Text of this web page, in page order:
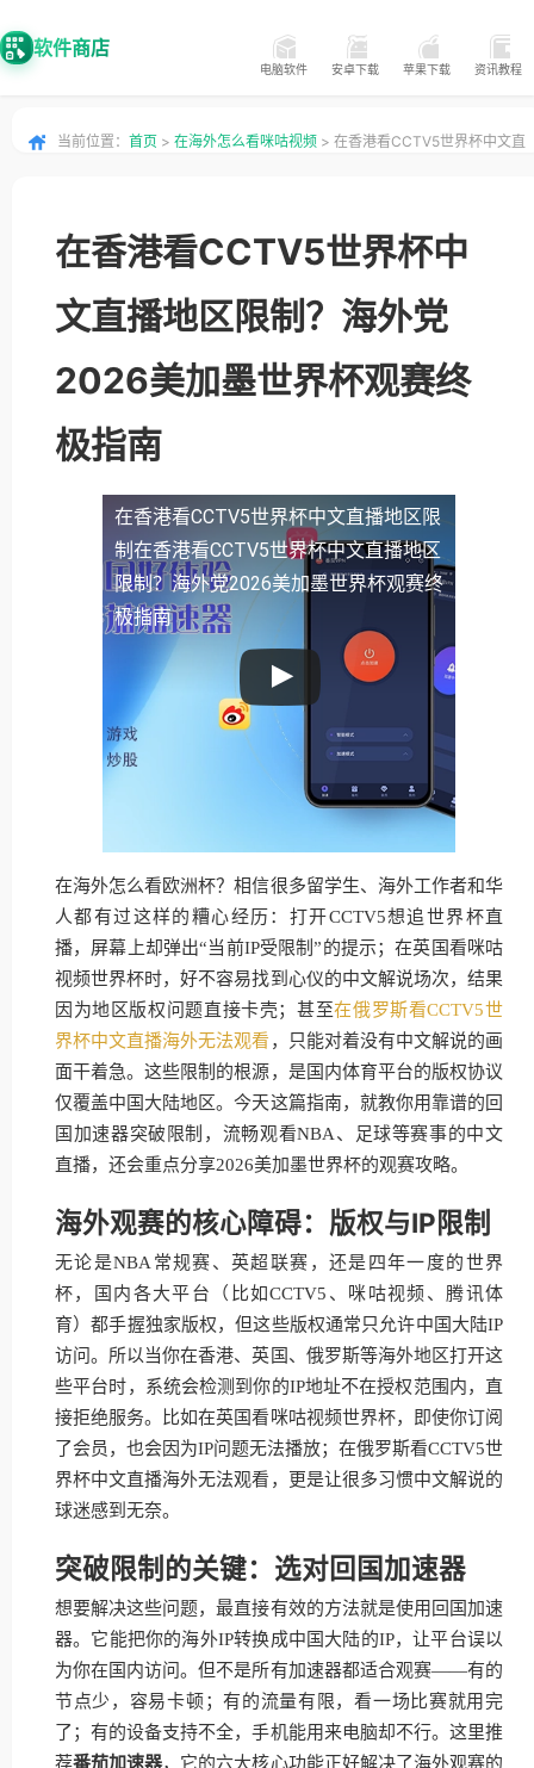
软件商店
电脑软件 安卓下载 苹果下载 资讯教程
当前位置： 首页 > 在海外怎么看咪咕视频 > 在香港看CCTV5世界杯中文直
在香港看CCTV5世界杯中
文直播地区限制？海外党
2026美加墨世界杯观赛终
极指南
在香港看CCTV5世界杯中文直播地区限
制 在香港看CCTV5世界杯中文直播地区
限制？海外党2026美加墨世界杯观赛终
极指南
在海外怎么看欧洲杯？相信很多留学生、海外工作者和华
人都有过这样的糟心经历：打开CCTV5想追世界杯直
播，屏幕上却弹出“当前IP受限制”的提示；在英国看咪咕
视频世界杯时，好不容易找到心仪的中文解说场次，结果
因为地区版权问题直接卡壳；甚至在俄罗斯看CCTV5世
界杯中文直播海外无法观看 ，只能对着没有中文解说的画
面干着急。这些限制的根源，是国内体育平台的版权协议
仅覆盖中国大陆地区。今天这篇指南，就教你用靠谱的回
国加速器突破限制，流畅观看NBA、足球等赛事的中文
直播，还会重点分享2026美加墨世界杯的观赛攻略。
海外观赛的核心障碍：版权与IP限制
无论是NBA常规赛、英超联赛，还是四年一度的世界
杯，国内各大平台（比如CCTV5、咪咕视频、腾讯体
育）都手握独家版权，但这些版权通常只允许中国大陆IP
访问。所以当你在香港、英国、俄罗斯等海外地区打开这
些平台时，系统会检测到你的IP地址不在授权范围内，直
接拒绝服务。比如在英国看咪咕视频世界杯，即使你订阅
了会员，也会因为IP问题无法播放；在俄罗斯看CCTV5世
界杯中文直播海外无法观看，更是让很多习惯中文解说的
球迷感到无奈。
突破限制的关键：选对回国加速器
想要解决这些问题，最直接有效的方法就是使用回国加速
器。它能把你的海外IP转换成中国大陆的IP，让平台误以
为你在国内访问。但不是所有加速器都适合观赛——有的
节点少，容易卡顿；有的流量有限，看一场比赛就用完
了；有的设备支持不全，手机能用来电脑却不行。这里推
荐番茄加速器，它的六大核心功能正好解决了海外观赛的